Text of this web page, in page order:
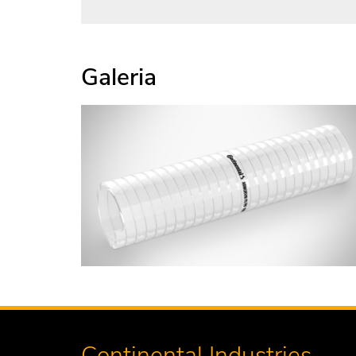
Galeria